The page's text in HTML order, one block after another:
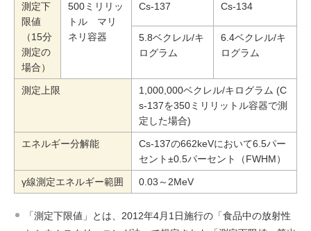
測定下
限値
（15分
測定の
場合）
500ミリリッ
トル マリ
ネリ容器
Cs-137 Cs-134
5.8ベクレル/キ
ログラム
6.4ベクレル/キ
ログラム
測定上限
1,000,000ベクレル/キログラム (C
s-137を350ミリリットル容器で測
定した場合)
エネルギー分解能
Cs-137の662keVにおいて6.5パー
セント±0.5パーセント（FWHM）
γ線測定エネルギー範囲 0.03～2MeV
「測定下限値」とは、2012年4月1日施行の「食品中の放射性